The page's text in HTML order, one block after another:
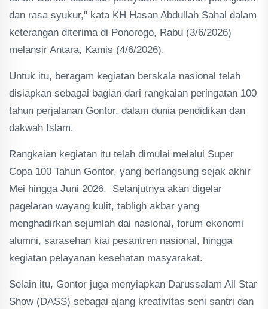
dan rasa syukur," kata KH Hasan Abdullah Sahal dalam
keterangan diterima di Ponorogo, Rabu (3/6/2026)
melansir Antara, Kamis (4/6/2026).
Untuk itu, beragam kegiatan berskala nasional telah
disiapkan sebagai bagian dari rangkaian peringatan 100
tahun perjalanan Gontor, dalam dunia pendidikan dan
dakwah Islam.
Rangkaian kegiatan itu telah dimulai melalui Super
Copa 100 Tahun Gontor, yang berlangsung sejak akhir
Mei hingga Juni 2026. Selanjutnya akan digelar
pagelaran wayang kulit, tabligh akbar yang
menghadirkan sejumlah dai nasional, forum ekonomi
alumni, sarasehan kiai pesantren nasional, hingga
kegiatan pelayanan kesehatan masyarakat.
Selain itu, Gontor juga menyiapkan Darussalam All Star
Show (DASS) sebagai ajang kreativitas seni santri dan